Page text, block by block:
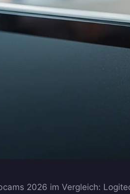
2026 im Vergleich: